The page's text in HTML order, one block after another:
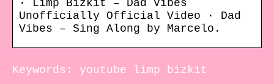
· Limp Bizkit – Dad Vibes
Unofficially Official Video · Dad
Vibes – Sing Along by Marcelo.
Keywords: youtube limp bizkit